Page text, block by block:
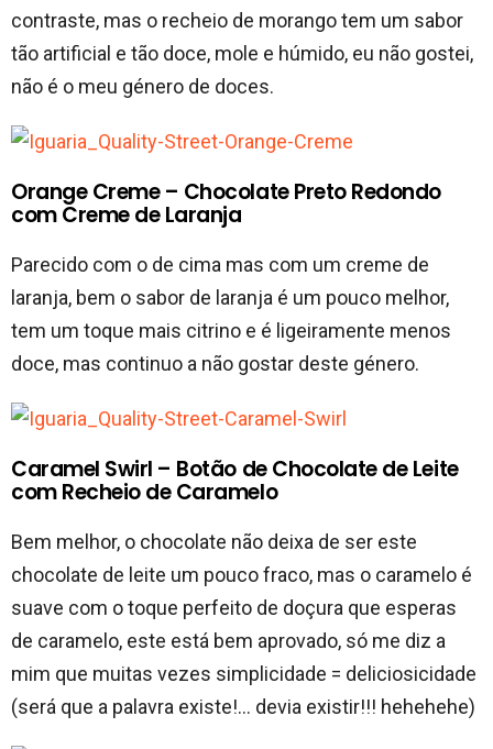
contraste, mas o recheio de morango tem um sabor
tão artificial e tão doce, mole e húmido, eu não gostei,
não é o meu género de doces.
Orange Creme – Chocolate Preto Redondo
com Creme de Laranja
Parecido com o de cima mas com um creme de
laranja, bem o sabor de laranja é um pouco melhor,
tem um toque mais citrino e é ligeiramente menos
doce, mas continuo a não gostar deste género.
Caramel Swirl – Botão de Chocolate de Leite
com Recheio de Caramelo
Bem melhor, o chocolate não deixa de ser este
chocolate de leite um pouco fraco, mas o caramelo é
suave com o toque perfeito de doçura que esperas
de caramelo, este está bem aprovado, só me diz a
mim que muitas vezes simplicidade = deliciosicidade
(será que a palavra existe!… devia existir!!! hehehehe)